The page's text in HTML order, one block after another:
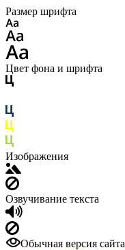
Размер шрифта
Цвет фона и шрифта
Изображения
Озвучивание текста
Обычная версия сайта